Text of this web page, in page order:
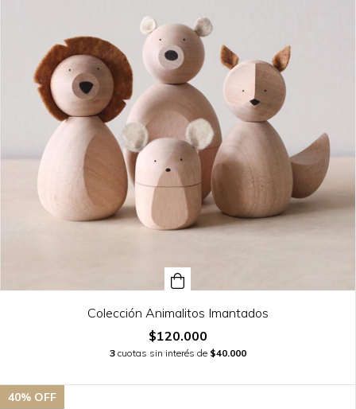
Colección Animalitos Imantados
$120.000
3 cuotas sin interés de $40.000
40% OFF